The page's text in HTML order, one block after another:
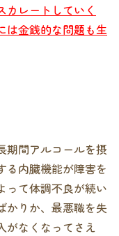
カレートしていく
は金銭的な問題も生
期間アルコールを摂
る内臓機能が障害を
って体調不良が続い
かりか、最悪職を失
がなくなってさえ